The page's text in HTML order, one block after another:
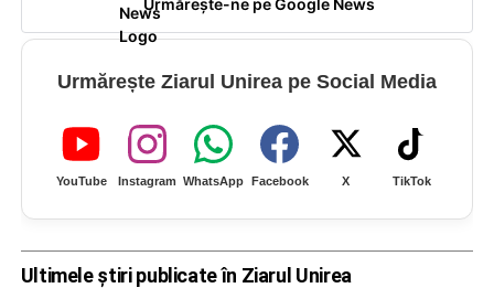
Urmărește-ne pe Google News
Urmărește Ziarul Unirea pe Social Media
YouTube Instagram WhatsApp Facebook X TikTok
Ultimele știri publicate în Ziarul Unirea